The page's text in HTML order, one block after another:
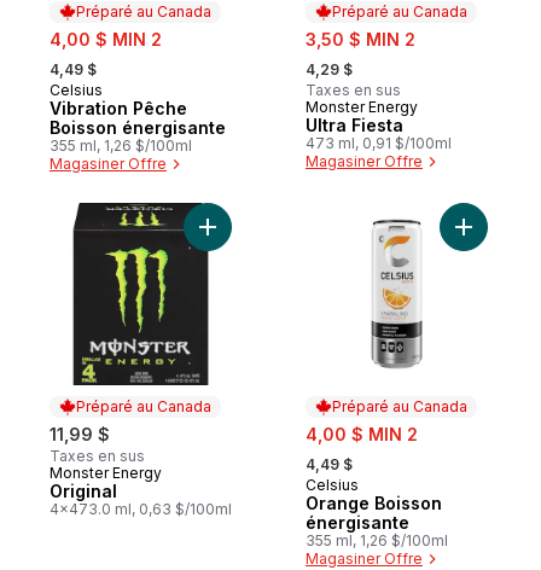
Préparé au Canada
sale:
4,00 $ MIN 2
, formerly:
4,49 $
Préparé au Canada
Celsius
Vibration Pêche
Boisson énergisante
355 ml, 1,26 $/100ml
Magasiner Offre
Préparé au Canada
sale:
3,50 $ MIN 2
, formerly:
4,29 $
Taxes en sus
Préparé au Canada
Monster Energy
Ultra Fiesta
473 ml, 0,91 $/100ml
Magasiner Offre
Préparé au Canada
11,99 $
Taxes en sus
Préparé au Canada
Monster Energy
Original
4x473.0 ml, 0,63 $/100ml
Ajouter Original au panier
Préparé au Canada
sale:
4,00 $ MIN 2
, formerly:
4,49 $
Préparé au Canada
Celsius
Orange Boisson
énergisante
355 ml, 1,26 $/100ml
Magasiner Offre
Ajouter